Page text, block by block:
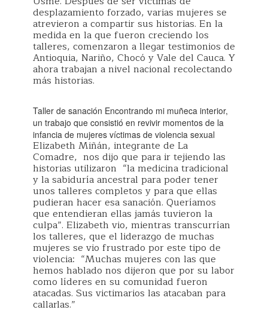
desplazamiento forzado, varias mujeres se
atrevieron a compartir sus historias. En la
medida en la que fueron creciendo los
talleres, comenzaron a llegar testimonios de
Antioquia, Nariño, Chocó y Vale del Cauca. Y
ahora trabajan a nivel nacional recolectando
más historias.
Taller de sanación Encontrando mi muñeca interior,
un trabajo que consistió en revivir momentos de la
infancia de mujeres víctimas de violencia sexual
Elizabeth Miñán, integrante de La
Comadre, nos dijo que para ir tejiendo las
historias utilizaron “la medicina tradicional
y la sabiduría ancestral para poder tener
unos talleres completos y para que ellas
pudieran hacer esa sanación. Queríamos
que entendieran ellas jamás tuvieron la
culpa”. Elizabeth vio, mientras transcurrían
los talleres, que el liderazgo de muchas
mujeres se vio frustrado por este tipo de
violencia: “Muchas mujeres con las que
hemos hablado nos dijeron que por su labor
como líderes en su comunidad fueron
atacadas. Sus victimarios las atacaban para
callarlas.”